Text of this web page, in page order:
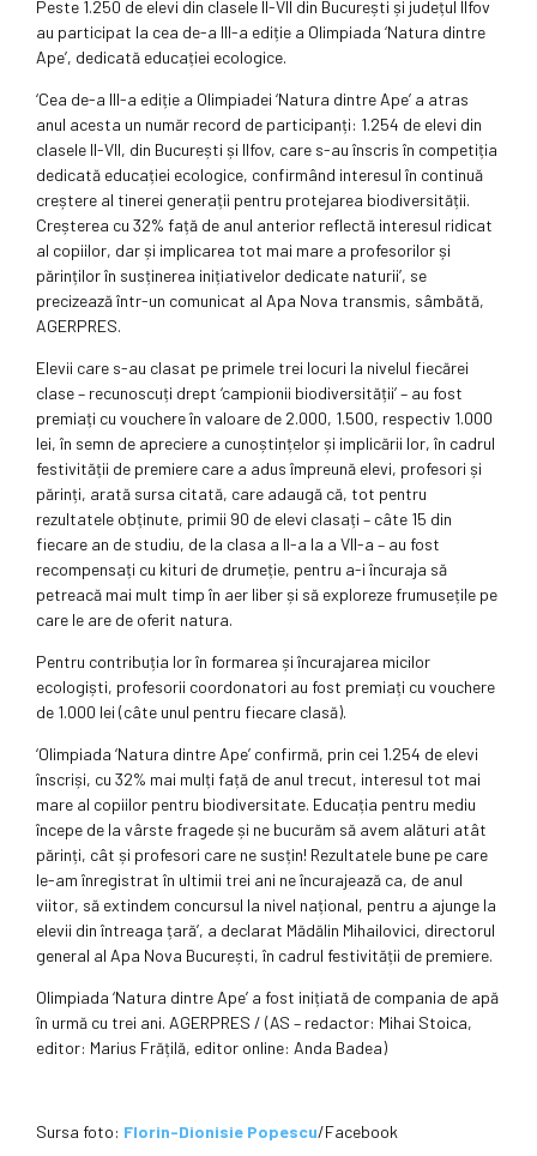
Peste 1.250 de elevi din clasele II-VII din București și județul Ilfov
au participat la cea de-a III-a ediție a Olimpiada ‘Natura dintre
Ape’, dedicată educației ecologice.
‘Cea de-a III-a ediție a Olimpiadei ‘Natura dintre Ape’ a atras
anul acesta un număr record de participanți: 1.254 de elevi din
clasele II-VII, din București și Ilfov, care s-au înscris în competiția
dedicată educației ecologice, confirmând interesul în continuă
creștere al tinerei generații pentru protejarea biodiversității.
Creșterea cu 32% față de anul anterior reflectă interesul ridicat
al copiilor, dar și implicarea tot mai mare a profesorilor și
părinților în susținerea inițiativelor dedicate naturii’, se
precizează într-un comunicat al Apa Nova transmis, sâmbătă,
AGERPRES.
Elevii care s-au clasat pe primele trei locuri la nivelul fiecărei
clase – recunoscuți drept ‘campionii biodiversității’ – au fost
premiați cu vouchere în valoare de 2.000, 1.500, respectiv 1.000
lei, în semn de apreciere a cunoștințelor și implicării lor, în cadrul
festivității de premiere care a adus împreună elevi, profesori și
părinți, arată sursa citată, care adaugă că, tot pentru
rezultatele obținute, primii 90 de elevi clasați – câte 15 din
fiecare an de studiu, de la clasa a II-a la a VII-a – au fost
recompensați cu kituri de drumeție, pentru a-i încuraja să
petreacă mai mult timp în aer liber și să exploreze frumusețile pe
care le are de oferit natura.
Pentru contribuția lor în formarea și încurajarea micilor
ecologiști, profesorii coordonatori au fost premiați cu vouchere
de 1.000 lei (câte unul pentru fiecare clasă).
‘Olimpiada ‘Natura dintre Ape’ confirmă, prin cei 1.254 de elevi
înscriși, cu 32% mai mulți față de anul trecut, interesul tot mai
mare al copiilor pentru biodiversitate. Educația pentru mediu
începe de la vârste fragede și ne bucurăm să avem alături atât
părinți, cât și profesori care ne susțin! Rezultatele bune pe care
le-am înregistrat în ultimii trei ani ne încurajează ca, de anul
viitor, să extindem concursul la nivel național, pentru a ajunge la
elevii din întreaga țară’, a declarat Mădălin Mihailovici, directorul
general al Apa Nova București, în cadrul festivității de premiere.
Olimpiada ‘Natura dintre Ape’ a fost inițiată de compania de apă
în urmă cu trei ani. AGERPRES / (AS – redactor: Mihai Stoica,
editor: Marius Frățilă, editor online: Anda Badea)
Sursa foto: Florin-Dionisie Popescu/Facebook